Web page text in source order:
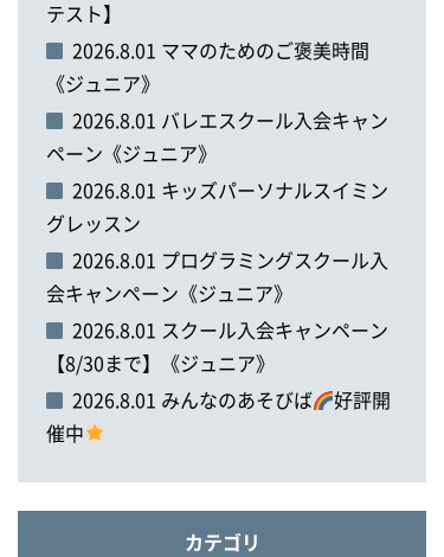
テスト】
2026.8.01 ママのためのご褒美時間
《ジュニア》
2026.8.01 バレエスクール入会キャン
ペーン《ジュニア》
2026.8.01 キッズパーソナルスイミン
グレッスン
2026.8.01 プログラミングスクール入
会キャンペーン《ジュニア》
2026.8.01 スクール入会キャンペーン
【8/30まで】《ジュニア》
2026.8.01 みんなのあそびば
好評開
催中
カテゴリ